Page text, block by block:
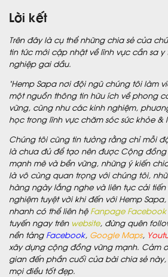
Lời kết
Trên đây là cụ thể những chia sẻ của
tin tức mới cập nhật về lĩnh vực cần sa
nghiệp gai dầu.
“Hemp Sapa nơi đội ngũ chúng tôi làm
một nguồn thông tin hữu ích về phong
vững, cũng như các kinh nghiệm,
học trong lĩnh vực chăm sóc sức khỏe &
Chúng tôi cũng tin tưởng rằng chỉ mỗi
là chưa đủ để tạo nên được Cộng
mạnh mẽ và bền vững, những ý kiến
là vô cùng quan trọng với chúng tôi,
hàng ngày lắng nghe và liên tục cải
nghiệm tuyệt vời khi đến với Hemp
nhanh có thể liên hệ Fanpage Facebook
tuyến ngay trên website, đừng quên
nền tảng Facebook, Google Maps,
xây dựng cộng đồng vững mạnh. Cảm
gian đến phần cuối của bài chia sẻ
mọi điều tốt đẹp.